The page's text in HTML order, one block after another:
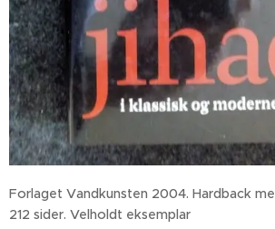
Forlaget Vandkunsten 2004. Hardback
212 sider. Velholdt eksemplar